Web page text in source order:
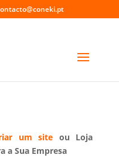
Portugal
um site ou Loja
a Sua Empresa